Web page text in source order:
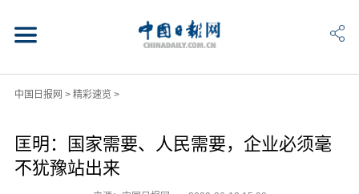
中国日报网 > 精彩速览>
匡明：国家需要、人民需要，企业必须毫
不犹豫站出来